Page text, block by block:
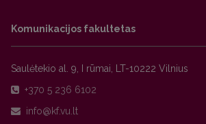
Komunikacijos fakultetas
Saulėtekio al. 9, I rūmai, LT-10222 Vilnius
+370 5 236 6102